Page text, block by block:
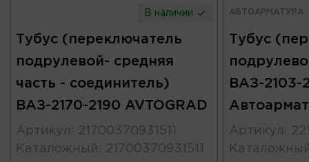
В наличии
Тубус (переключатель
подрулевой- средняя
часть - соединитель)
ВАЗ-2170-2190 AVTOGRAD
Артикул : 21700370931511
Каталожный : 21700370931511
АВТОАРМАТУРА
Тубус
ВАЗ-2103-
Артикул :